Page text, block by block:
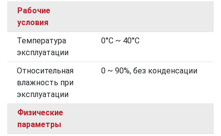
Рабочие
условия
Температура
эксплуатации
0°C ~ 40°C
Относительная
влажность при
эксплуатации
0 ~ 90%, без конденсации
Физические
параметры